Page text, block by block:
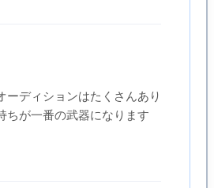
ーディションはたくさんあり
ちが一番の武器になります